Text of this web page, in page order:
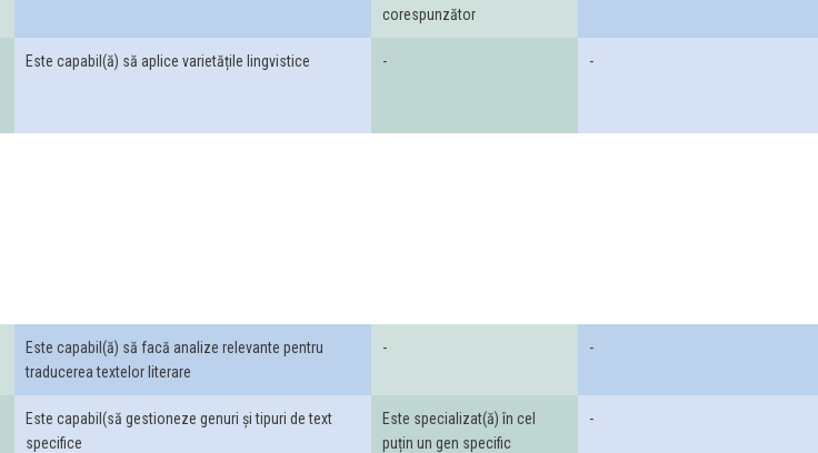
corespunzător
Este capabil(ă) să aplice varietățile lingvistice - -
Este capabil(ă) să facă analize relevante pentru
traducerea textelor literare
- -
Este capabil(să gestioneze genuri și tipuri de text
specifice
Este specializat(ă) în cel
puțin un gen specific
-